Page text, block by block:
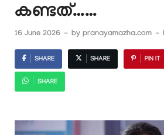
കണ്ടത്……
16 June 2026 - by pranayamazha.com -
SHARE SHARE PIN IT
SHARE